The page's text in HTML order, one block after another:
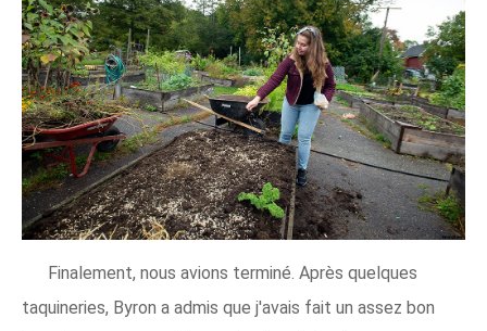
Finalement, nous avions terminé. Après quelques
taquineries, Byron a admis que j'avais fait un assez bon